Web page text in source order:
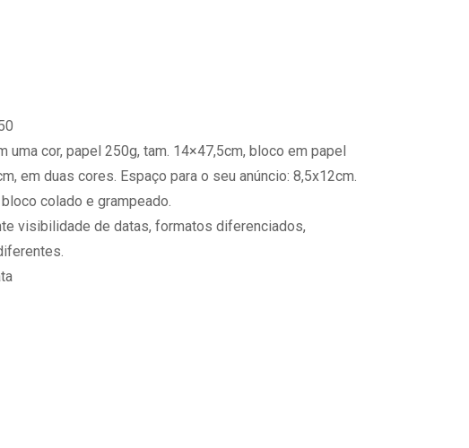
uma cor, papel 250g, tam. 14×47,5cm, bloco em papel
em duas cores. Espaço para o seu anúncio: 8,5x12cm.
colado e grampeado.
visibilidade de datas, formatos diferenciados,